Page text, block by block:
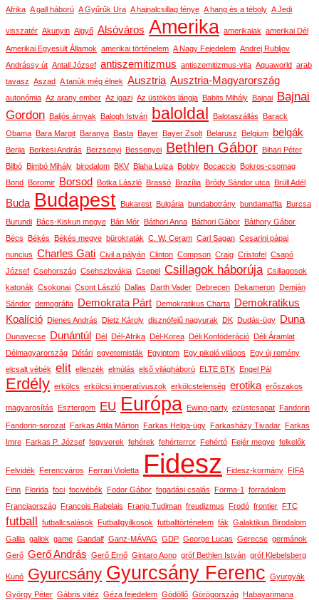
Afrika A gall háború A Gyűrűk Ura A hajnalcsillag fénye A hang és a téboly A Jedi
visszatér Akunyin Algyő Alsóváros Amerika amerikaiak amerikai Dél
Amerikai Egyesült Államok amerikai történelem A Nagy Fejedelem Andrej Rubljov
Andrássy út Antall József antiszemitizmus antiszemitizmus-vita Aquaworld arab
tavasz Aszad A tanúk még élnek Ausztria Ausztria-Magyarország
autonómia Az arany ember Az igazi Az üstökös lángja Babits Mihály Bajnai Bajnai
Gordon Baljós árnyak Balogh István baloldal Balotaszállás Barack
Obama Bara Margit Baranya Basta Bayer Bayer Zsolt Belarusz Belgium belgák
Berija Berkesi András Berzsenyi Bessenyei Bethlen Gábor Bihari Péter
Bilbó Bimbó Mihály birodalom BKV Blaha Lujza Bobby Bocaccio Bokros-csomag
Bond Boromir Borsod Botka László Brassó Brazília Bródy Sándor utca Brüll Adél
Buda Budapest Bukarest Bulgária bundabotrány bundamaffia Burcsa
Burundi Bács-Kiskun megye Bán Mór Báthori Anna Báthori Gábor Báthory Gábor
Bécs Békés Békés megye bürokraták C. W. Ceram Carl Sagan Cesarini pápai
nuncius Charles Gati Civil a pályán Clinton Compson Craig Cristofel Csapó
József Csehország Csehszlovákia Csepel Csillagok háborúja Csillagosok
katonák Csokonai Csont László Dallas Darth Vader Debrecen Dekameron Demján
Sándor demográfia Demokrata Párt Demokratikus Charta
Demokratikus
Koalíció Dienes András Dietz Károly disznófejű nagyurak DK Dudás-ügy Duna
Dunavecse Dunántúl Dél Dél-Afrika Dél-Korea Déli Konföderáció Déli Áramlat
Délmagyarország Détári egyetemisták Egyiptom Egy pikoló világos Egy új remény
elcsalt vébék elit ellenzék elmúlás első világháború ELTE BTK Engel Pál
Erdély erkölcs erkölcsi imperatívuszok erkölcstelenség erotika erőszakos
magyarosítás Esztergom EU Európa Ewing-party ezüstcsapat Fandorin
Fandorin-sorozat Farkas Attila Márton Farkas Helga-ügy Farkasházy Tivadar Farkas
Imre Farkas P. József fegyverek fehérek fehérterror Fehértó Fejér megye felkelők
Felvidék Ferencváros Ferrari Violetta Fidesz Fidesz-kormány FIFA
Finn Florida foci focivébék Fodor Gábor fogadási csalás Forma-1
forradalom
Franciaország Francois Rabelais Franjo Tudjman freudizmus Frodó frontier FTC
futball futballcsalások Futballgyilkosok futballtörténelem fák Galaktikus Birodalom
Gallia gallok game Gandalf Ganz-MÁVAG GDP George Lucas Gerecse germánok
Gerő Gerő András Gerő Ernő Gintaro Aono gróf Bethlen István gróf Klebelsberg
Kunó Gyurcsány Gyurcsány Ferenc Gyurgyák
György Péter Gábris vitéz Géza fejedelem Gödöllő Görögország Habayarimana